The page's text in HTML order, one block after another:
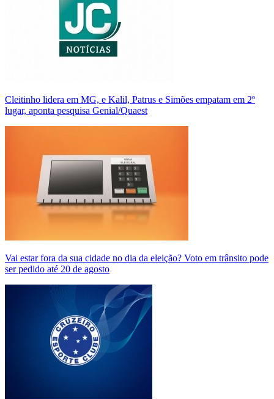
Cleitinho lidera em MG, e Kalil, Patrus e Simões empatam em 2º
lugar, aponta pesquisa Genial/Quaest
Vai estar fora da sua cidade no dia da eleição? Voto em trânsito pode
ser pedido até 20 de agosto